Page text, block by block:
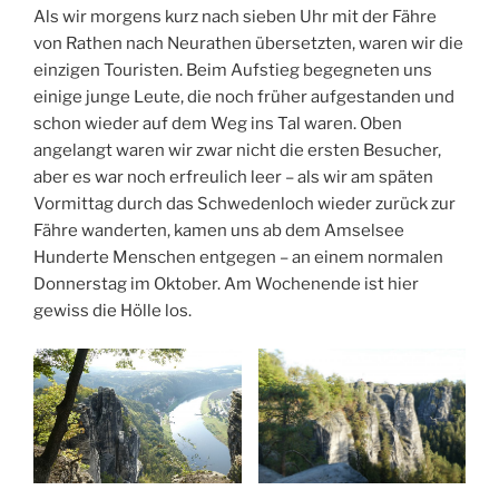
Als wir morgens kurz nach sieben Uhr mit der Fähre
von Rathen nach Neurathen übersetzten, waren wir die
einzigen Touristen. Beim Aufstieg begegneten uns
einige junge Leute, die noch früher aufgestanden und
schon wieder auf dem Weg ins Tal waren. Oben
angelangt waren wir zwar nicht die ersten Besucher,
aber es war noch erfreulich leer – als wir am späten
Vormittag durch das Schwedenloch wieder zurück zur
Fähre wanderten, kamen uns ab dem Amselsee
Hunderte Menschen entgegen – an einem normalen
Donnerstag im Oktober. Am Wochenende ist hier
gewiss die Hölle los.